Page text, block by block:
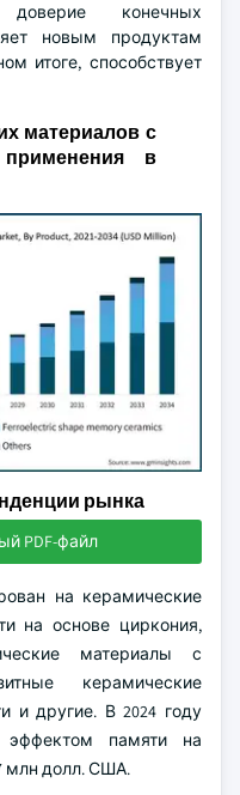
конечных
новым продуктам
итоге, способствует
материалов с
в
рынка
PDF-файл
на керамические
на основе циркония,
материалы с
керамические
и другие. В 2024 году
эффектом памяти на
млн долл. США.